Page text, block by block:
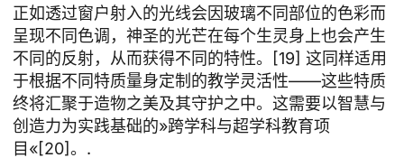
正如透过窗户射入的光线会因玻璃不同部位的色彩而
呈现不同色调，神圣的光芒在每个生灵身上也会产生
不同的反射，从而获得不同的特性。[19] 这同样适用
于根据不同特质量身定制的教学灵活性——这些特质
终将汇聚于造物之美及其守护之中。这需要以智慧与
创造力为实践基础的»跨学科与超学科教育项
目«[20]。.